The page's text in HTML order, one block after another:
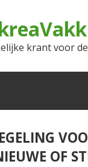
krant voor
OF